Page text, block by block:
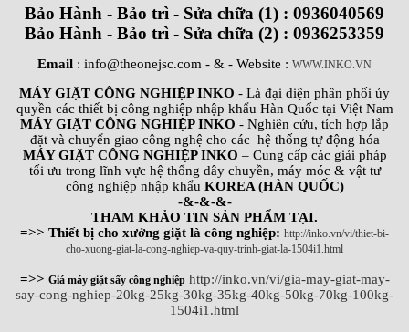
Bảo Hành - Bảo trì - Sửa chữa (1) : 0936040569
Bảo Hành - Bảo trì - Sửa chữa (2) : 0936253359
Email : info@theonejsc.com - & - Website : WWW.INKO.VN
MÁY GIẶT CÔNG NGHIỆP INKO - Là đại diện phân phối ủy
quyền các thiết bị công nghiệp nhập khẩu Hàn Quốc tại Việt Nam
MÁY GIẶT CÔNG NGHIỆP INKO - Nghiên cứu, tích hợp lắp
đặt và chuyển giao công nghệ cho các hệ thống tự động hóa
MÁY GIẶT CÔNG NGHIỆP INKO – Cung cấp các giải pháp
tối ưu trong lĩnh vực hệ thống dây chuyền, máy móc & vật tư
công nghiệp nhập khẩu KOREA (HÀN QUỐC)
-&-&-&-
THAM KHẢO TIN SẢN PHẨM TẠI.
=>> Thiết bị cho xưởng giặt là công nghiệp: http://inko.vn/vi/thiet-bi-
cho-xuong-giat-la-cong-nghiep-va-quy-trinh-giat-la-1504i1.html
=>> Giá máy giặt sấy công nghiệp http://inko.vn/vi/gia-may-giat-may-
say-cong-nghiep-20kg-25kg-30kg-35kg-40kg-50kg-70kg-100kg-
1504i1.html